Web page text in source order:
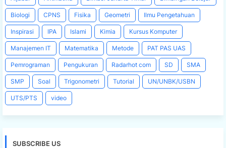
Biologi CPNS Fisika Geometri Ilmu Pengetahuan
Inspirasi IPA Islami Kimia Kursus Komputer
Manajemen IT Matematika Metode PAT PAS UAS
Pemrograman Pengukuran Radarhot com SD SMA
SMP Soal Trigonometri Tutorial UN/UNBK/USBN
UTS/PTS video
SUBSCRIBE US